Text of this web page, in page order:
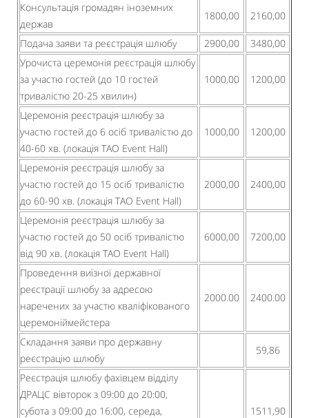
Консультація громадян іноземних
держав
1800,00 2160,00
Подача заяви та реєстрація шлюбу 2900,00
3480,00
Урочиста церемонія реєстрація шлюбу
за участю гостей (до 10 гостей
тривалістю 20-25 хвилин)
1000,00 1200,00
Церемонія реєстрація шлюбу за
участю гостей до 6 осіб тривалістю до
40-60 хв. (локація TAO Event Hall)
1000,00 1200,00
Церемонія реєстрація шлюбу за
участю гостей до 15 осіб тривалістю
до 60-90 хв. (локація TAO Event Hall)
2000,00 2400,00
Церемонія реєстрація шлюбу за
участю гостей до 50 осіб тривалістю
від 90 хв. (локація TAO Event Hall)
6000,00 7200,00
Проведення виїзної державної
реєстрації шлюбу за адресою
наречених за участю кваліфікованого
церемоніймейстера
2000.00 2400.00
Складання заяви про державну
реєстрацію шлюбу
59,86
Реєстрація шлюбу фахівцем відділу
ДРАЦС вівторок з 09:00 до 20:00,
субота з 09:00 до 16:00, середа,
1511,90